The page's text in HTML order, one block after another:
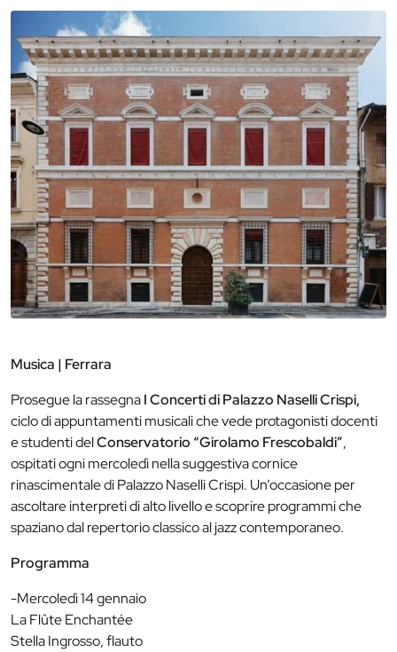
Musica | Ferrara
Prosegue la rassegnaI Concerti di Palazzo Naselli Crispi,
ciclo di appuntamenti musicali che vede protagonisti docenti
e studenti delConservatorio “Girolamo Frescobaldi”,
ospitati ogni mercoledì nella suggestiva cornice
rinascimentale di Palazzo Naselli Crispi. Un’occasione per
ascoltare interpreti di alto livello e scoprire programmi che
spaziano dal repertorio classico al jazz contemporaneo.
Programma
-Mercoledì 14 gennaio
La Flûte Enchantée
Stella Ingrosso, flauto